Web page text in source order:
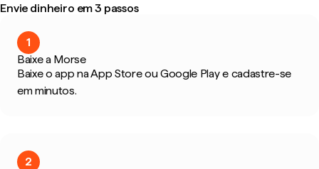
Envie dinheiro em 3 passos
1
Baixe a Morse
Baixe o app na App Store ou Google Play e cadastre-se
em minutos.
2